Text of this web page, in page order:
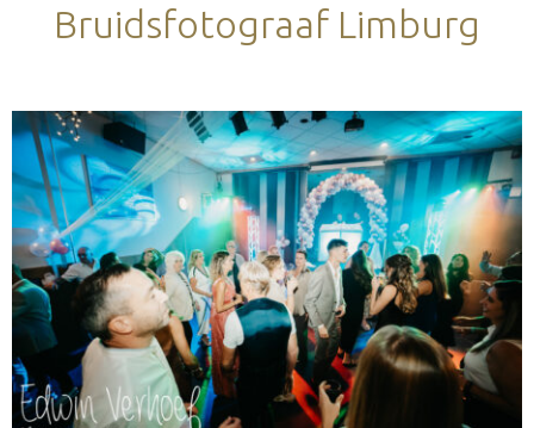
Bruidsfotograaf Limburg